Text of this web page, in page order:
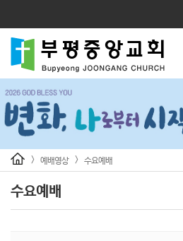
> 예배영상 > 수요예배
수요예배